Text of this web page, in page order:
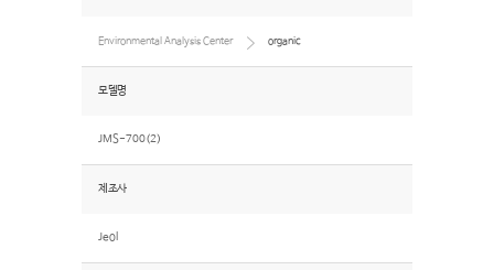
Environmental Analysis Center organic
모델명
JMS-700(2)
제조사
Jeol